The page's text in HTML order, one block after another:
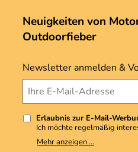
Neuigkeiten von
Outdoorfieber
Newsletter anmelden &
Erlaubnis zur E-Mail-
Ich möchte regelmäßig
per E-Mail erhalten. Meine
nicht an andere
Mehr anzeigen ...